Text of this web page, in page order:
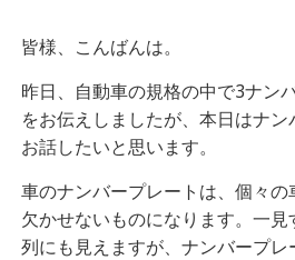
皆様、こんばんは。
昨日、自動車の規格の中で3ナン
をお伝えしましたが、本日はナ
お話したいと思います。
車のナンバープレートは、個々
欠かせないものになります。一
列にも見えますが、ナンバープ